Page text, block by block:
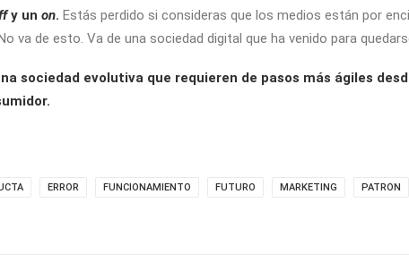
y un on. Estás perdido si consideras que los medios están por
va de esto. Va de una sociedad digital que ha venido para
sociedad evolutiva que requieren de pasos más ágiles
ERROR FUNCIONAMIENTO FUTURO MARKETING PATRON